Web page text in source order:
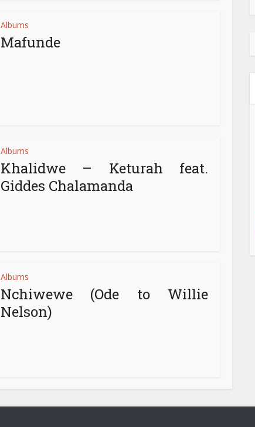
Albums
Mafunde
Albums
Khalidwe – Keturah feat.
Giddes Chalamanda
Albums
Nchiwewe (Ode to Willie
Nelson)